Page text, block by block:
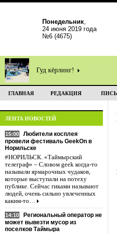
Понедельник,
24 июня 2019 года
№6 (4675)
Гуд кёрлинг!
ГЛАВНАЯ РЕДАКЦИЯ
ЛЕНТА НОВОСТЕЙ
15:00
Любители косплея
провели фестиваль GeekOn в
Норильске
#НОРИЛЬСК. «Таймырский
телеграф» – Словом geek когда-то
называли ярмарочных чудаков,
которые выступали на потеху
публике. Сейчас гиками называют
людей, очень сильно увлеченных
каким-то…
14:10
Региональный оператор не
может вывезти мусор из
поселков Таймыра